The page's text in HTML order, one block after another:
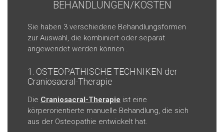
BEHANDLUNGEN/KOSTEN
Sie haben 3 verschiedene Behandlungsformen
zur Auswahl, die kombiniert oder separat
angewendet werden können .
1. OSTEOPATHISCHE TECHNIKEN der
Craniosacral-Therapie
Die Craniosacral-Therapie ist eine
körperorientierte manuelle Behandlung, die sich
aus der Osteopathie entwickelt hat.